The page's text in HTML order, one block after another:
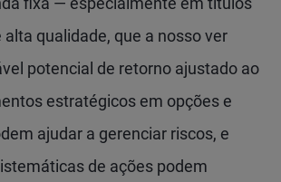
qualidade, que a nosso ver
potencial de retorno ajustado ao
estratégicos em opções e
ajudar a gerenciar riscos, e
de ações podem